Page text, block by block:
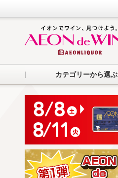
カテゴリーから選ぶ